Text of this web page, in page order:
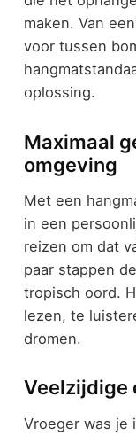
maken. Van
voor tussen
oplossing.
Maximaal
omgeving
Met een
in een
reizen om dat
paar stappen
tropisch oord.
lezen, te
dromen.
Veelzijdige
Vroeger was je